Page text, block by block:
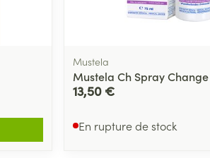
Mustela
Mustela Ch Spray
13,50 €
En rupture de stock